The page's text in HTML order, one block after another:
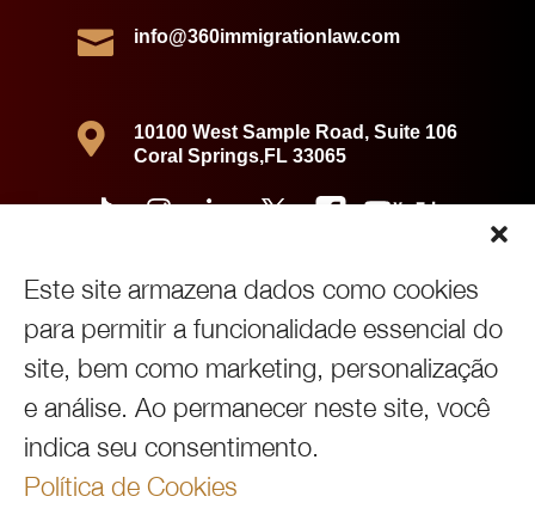
Este site armazena dados como cookies
para permitir a funcionalidade essencial do
site, bem como marketing, personalização
e análise. Ao permanecer neste site, você
indica seu consentimento.
Política de Cookies
 info@360immigrationlaw.com

10100 West Sample Road, Suite 106
Coral Springs,FL 33065